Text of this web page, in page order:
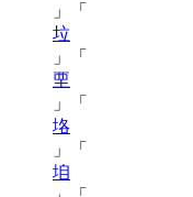
」「
垃
」「
垔
」「
垎
」「
垍